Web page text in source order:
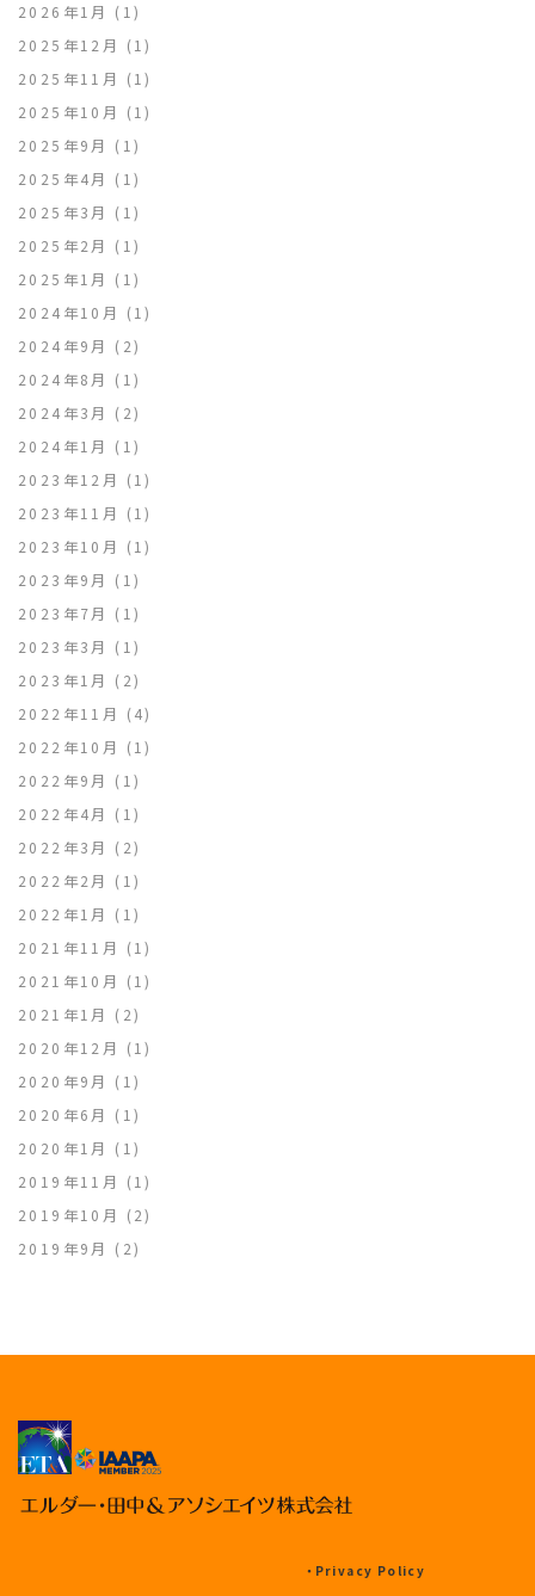
2026年1月
(1)
2025年12月
(1)
2025年11月
(1)
2025年10月
(1)
2025年9月
(1)
2025年4月
(1)
2025年3月
(1)
2025年2月
(1)
2025年1月
(1)
2024年10月
(1)
2024年9月
(2)
2024年8月
(1)
2024年3月
(2)
2024年1月
(1)
2023年12月
(1)
2023年11月
(1)
2023年10月
(1)
2023年9月
(1)
2023年7月
(1)
2023年3月
(1)
2023年1月
(2)
2022年11月
(4)
2022年10月
(1)
2022年9月
(1)
2022年4月
(1)
2022年3月
(2)
2022年2月
(1)
2022年1月
(1)
2021年11月
(1)
2021年10月
(1)
2021年1月
(2)
2020年12月
(1)
2020年9月
(1)
2020年6月
(1)
2020年1月
(1)
2019年11月
(1)
2019年10月
(2)
2019年9月
(2)
・ Privacy Policy